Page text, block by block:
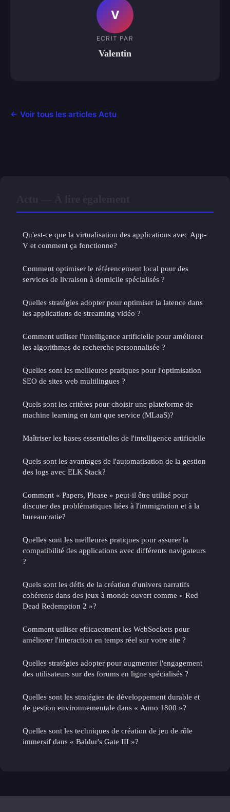
V
ECRIT PAR
Valentin
← Voir tous les articles Actu
Qu'est-ce que la virtualisation des applications avec App-
V et comment ça fonctionne?
Comment optimiser le référencement local pour des
services de livraison à domicile spécialisés ?
Quelles stratégies adopter pour optimiser la latence dans
les applications de streaming vidéo ?
Comment utiliser l'intelligence artificielle pour améliorer
les algorithmes de recherche personnalisée ?
Quelles sont les meilleures pratiques pour l'optimisation
SEO de sites web multilingues ?
Quels sont les critères pour choisir une plateforme de
machine learning en tant que service (MLaaS)?
Maîtriser les bases essentielles de l'intelligence artificielle
Quels sont les avantages de l'automatisation de la gestion
des logs avec ELK Stack?
Comment « Papers, Please » peut-il être utilisé pour
discuter des problématiques liées à l'immigration et à la
bureaucratie?
Quelles sont les meilleures pratiques pour assurer la
compatibilité des applications avec différents navigateurs
?
Quels sont les défis de la création d'univers narratifs
cohérents dans des jeux à monde ouvert comme « Red
Dead Redemption 2 »?
Comment utiliser efficacement les WebSockets pour
améliorer l'interaction en temps réel sur votre site ?
Quelles stratégies adopter pour augmenter l'engagement
des utilisateurs sur des forums en ligne spécialisés ?
Quelles sont les stratégies de développement durable et
de gestion environnementale dans « Anno 1800 »?
Quelles sont les techniques de création de jeu de rôle
immersif dans « Baldur's Gate III »?